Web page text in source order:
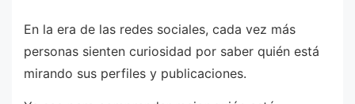
En la era de las redes sociales, cada vez más
personas sienten curiosidad por saber quién está
mirando sus perfiles y publicaciones.